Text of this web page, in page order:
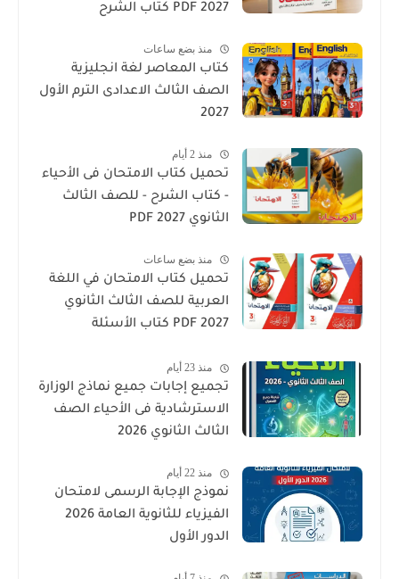
2027 PDF كتاب الشرح
منذ بضع ساعات
كتاب المعاصر لغة انجليزية
الصف الثالث الاعدادى الترم الأول
2027
منذ 2 أيام
تحميل كتاب الامتحان فى الأحياء
- كتاب الشرح - للصف الثالث
الثانوي 2027 PDF
منذ بضع ساعات
تحميل كتاب الامتحان في اللغة
العربية للصف الثالث الثانوي
2027 PDF كتاب الأسئلة
منذ 23 أيام
تجميع إجابات جميع نماذج الوزارة
الاسترشادية فى الأحياء الصف
الثالث الثانوي 2026
منذ 22 أيام
نموذج الإجابة الرسمى لامتحان
الفيزياء للثانوية العامة 2026
الدور الأول